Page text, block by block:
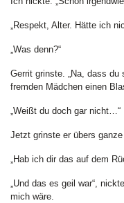
„Respekt, Alter. Hätte ich
„Was denn?“
Gerrit grinste. „Na, dass
fremden Mädchen einen
„Weißt du doch gar nicht…“
Jetzt grinste er übers
„Hab ich dir das auf dem
„Und das es geil war“,
mich wäre.